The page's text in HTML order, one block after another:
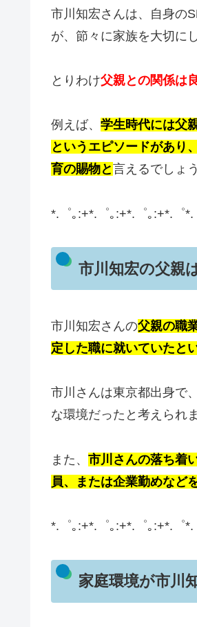
市川知宏さんは、自身の
が、節々に家族を大切に
とりわけ父親との関係は
例えば、 学生時代には父
というエピソードがあり
育の賜物と言えるでしょう
*.゜｡:+*.゜｡:+*.゜｡:+*.゜*.
市川知宏の父親
市川知宏さんの父親の職
定した職に就いていたと
市川さんは東京都出身で
な環境だったと考えられま
また、 市川さんの落ち着
員、または企業勤めなど
*.゜｡:+*.゜｡:+*.゜｡:+*.゜*.
家庭環境が市川